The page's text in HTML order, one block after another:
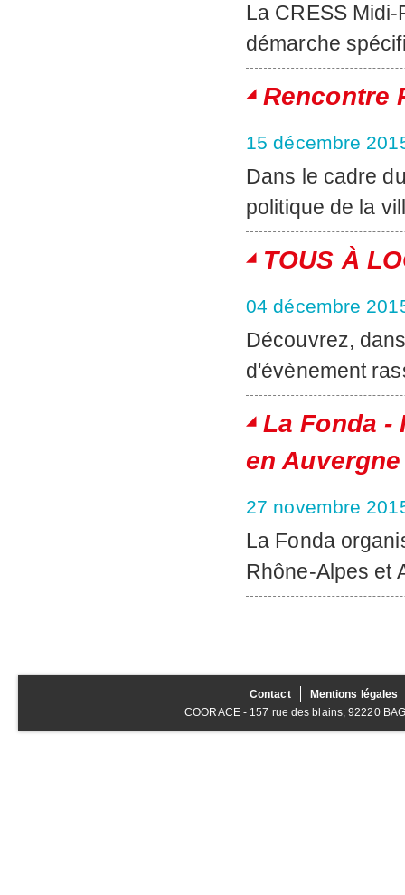
La CRESS
démarche
Rencontre
15 décembre
Dans le cadre
politique de la
TOUS À
04 décembre
Découvrez,
d'évènement
La Fonda -
en Auvergne
27 novembre
La Fonda
Rhône-Alpes et
Contact
Mentions légales
COORACE - 157 rue des blains, 92220